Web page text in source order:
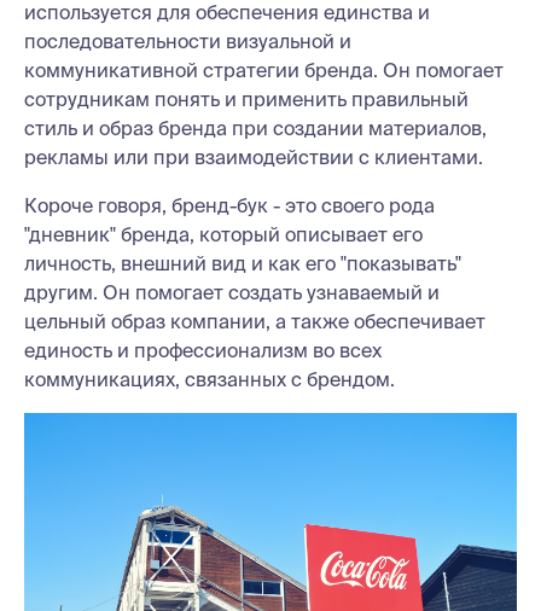
используется для обеспечения единства и
последовательности визуальной и
коммуникативной стратегии бренда. Он помогает
сотрудникам понять и применить правильный
стиль и образ бренда при создании материалов,
рекламы или при взаимодействии с клиентами.
Короче говоря, бренд-бук - это своего рода
"дневник" бренда, который описывает его
личность, внешний вид и как его "показывать"
другим. Он помогает создать узнаваемый и
цельный образ компании, а также обеспечивает
единость и профессионализм во всех
коммуникациях, связанных с брендом.